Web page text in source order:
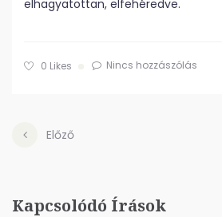
elhagyatottan, elfehéredve.
0 Likes Nincs hozzászólás
Előző
Kapcsolódó Írások